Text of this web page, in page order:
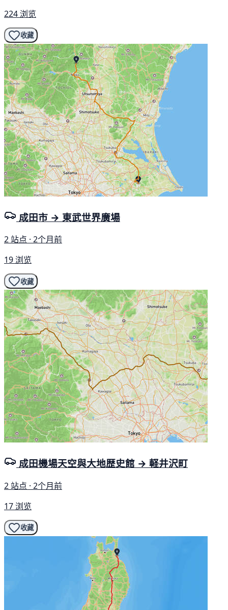
224 浏览
收藏
成田市 → 東武世界廣場
2 站点 · 2个月前
19 浏览
收藏
成田機場天空與大地歴史館 → 軽井沢町
2 站点 · 2个月前
17 浏览
收藏